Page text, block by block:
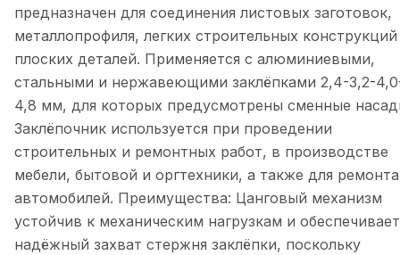
предназначен для соединения листовых заготовок,
металлопрофиля, легких строительных
плоских деталей. Применяется с алюминиевыми,
стальными и нержавеющими заклёпками 2,4-3,2-
4,8 мм, для которых предусмотрены сменные
Заклёпочник используется при проведении
строительных и ремонтных работ, в производстве
мебели, бытовой и оргтехники, а также для ремонта
автомобилей. Преимущества: Цанговый механизм
устойчив к механическим нагрузкам и обеспечивает
надёжный захват стержня заклёпки, поскольку